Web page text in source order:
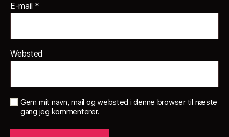
E-mail *
Websted
Gem mit navn, mail og websted i denne browser til næste
gang jeg kommenterer.